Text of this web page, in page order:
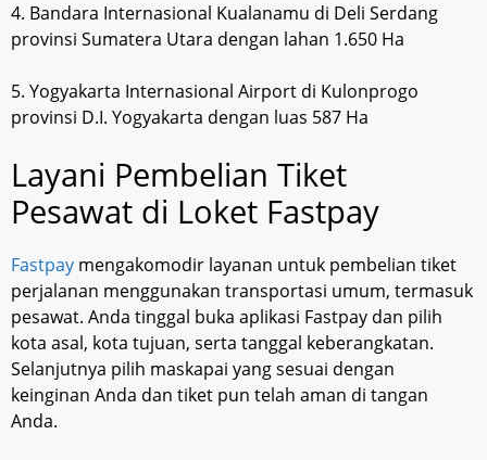
4. Bandara Internasional Kualanamu di Deli Serdang
provinsi Sumatera Utara dengan lahan 1.650 Ha
5. Yogyakarta Internasional Airport di Kulonprogo
provinsi D.I. Yogyakarta dengan luas 587 Ha
Layani Pembelian Tiket
Pesawat di Loket Fastpay
Fastpay mengakomodir layanan untuk pembelian tiket
perjalanan menggunakan transportasi umum, termasuk
pesawat. Anda tinggal buka aplikasi Fastpay dan pilih
kota asal, kota tujuan, serta tanggal keberangkatan.
Selanjutnya pilih maskapai yang sesuai dengan
keinginan Anda dan tiket pun telah aman di tangan
Anda.